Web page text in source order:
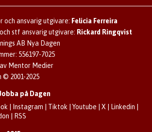
eDagen
minnesrum
annons
och ansvarig utgivare: Felicia Ferreira
stf ansvarig utgivare: Rickard Ringqvist
AB Nya Dagen
556197-7025
Mentor Medier
© 2001-2025
på Dagen
Instagram Tiktok |Youtube |X Linkedin
RSS